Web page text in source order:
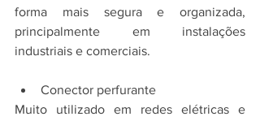
forma mais segura e organizada,
principalmente em instalações
industriais e comerciais.
Conector perfurante
Muito utilizado em redes elétricas e